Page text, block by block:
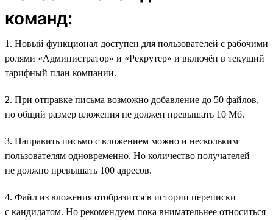
команд:
1. Новый функционал доступен для пользователей с рабочими
ролями «Администратор» и «Рекрутер» и включён в текущий
тарифный план компании.
2. При отправке письма возможно добавление до 50 файлов,
но общий размер вложения не должен превышать 10 Мб.
3. Направить письмо с вложением можно и нескольким
пользователям одновременно. Но количество получателей
не должно превышать 100 адресов.
4. Файл из вложения отобразится в истории переписки
с кандидатом. Но рекомендуем пока внимательнее относиться